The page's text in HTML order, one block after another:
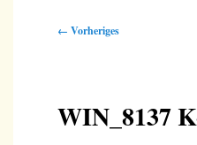
Bilder-
← Vorheriges
WIN_8137